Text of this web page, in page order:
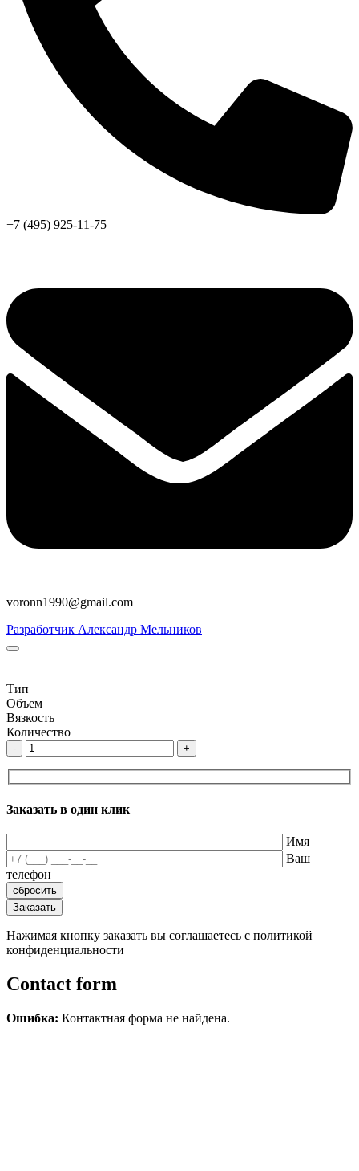
+7 (495) 925-11-75
voronn1990@gmail.com
Разработчик Александр Мельников
Тип
Объем
Вязкость
Количество
- +
Заказать в один клик
Имя
Ваш
телефон
Нажимая кнопку заказать вы соглашаетесь с политикой
конфиденциальности
Contact form
Ошибка: Контактная форма не найдена.